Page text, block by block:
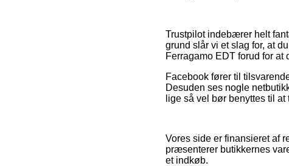
Trustpilot indebærer helt
grund slår vi et slag for, at
Ferragamo EDT forud for at
Facebook fører til
Desuden ses nogle
lige så vel bør benyttes til
Vores side er finansieret af
præsenterer butikkernes
et indkøb.